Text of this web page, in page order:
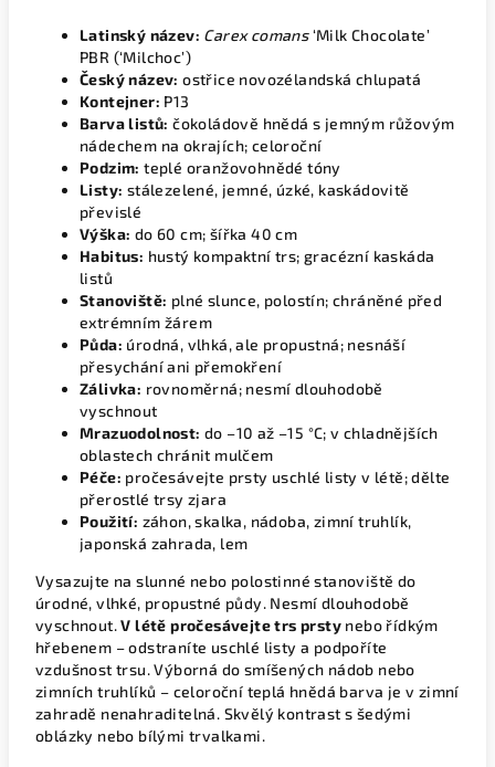
Latinský název: Carex comans‘Milk Chocolate’
PBR (‘Milchoc’)
Český název: ostřice novozélandská chlupatá
Kontejner: P13
Barva listů: čokoládově hnědá s jemným růžovým
nádechem na okrajích; celoroční
Podzim: teplé oranžovohnědé tóny
Listy: stálezelené, jemné, úzké, kaskádovitě
převislé
Výška: do 60 cm; šířka 40 cm
Habitus: hustý kompaktní trs; gracézní kaskáda
listů
Stanoviště: plné slunce, polostín; chráněné před
extrémním žárem
Půda: úrodná, vlhká, ale propustná; nesnáší
přesychání ani přemokření
Zálivka: rovnoměrná; nesmí dlouhodobě
vyschnout
Mrazuodolnost: do –10 až –15 °C; v chladnějších
oblastech chránit mulčem
Péče: pročesávejte prsty uschlé listy v létě; dělte
přerostlé trsy zjara
Použití: záhon, skalka, nádoba, zimní truhlík,
japonská zahrada, lem
Vysazujte na slunné nebo polostinné stanoviště do
úrodné, vlhké, propustné půdy. Nesmí dlouhodobě
vyschnout.V létě pročesávejte trs prsty nebo řídkým
hřebenem – odstraníte uschlé listy a podpoříte
vzdušnost trsu. Výborná do smíšených nádob nebo
zimních truhlíků – celoroční teplá hnědá barva je v zimní
zahradě nenahraditelná. Skvělý kontrast s šedými
oblázky nebo bílými trvalkami.